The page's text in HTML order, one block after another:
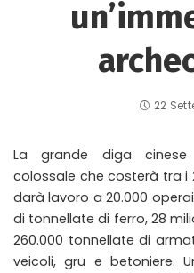
22
La grande diga cinese
colossale che costerà tra i
darà lavoro a 20.000
di tonnellate di ferro, 28
260.000 tonnellate di
veicoli, gru e betoniere.